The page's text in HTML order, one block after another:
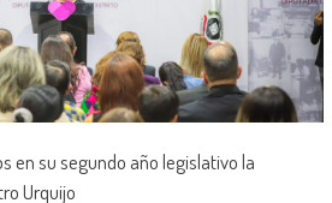
en su segundo año legislativo la
Urquijo